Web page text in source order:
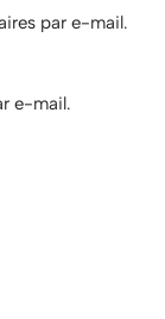
par e-mail.
e-mail.